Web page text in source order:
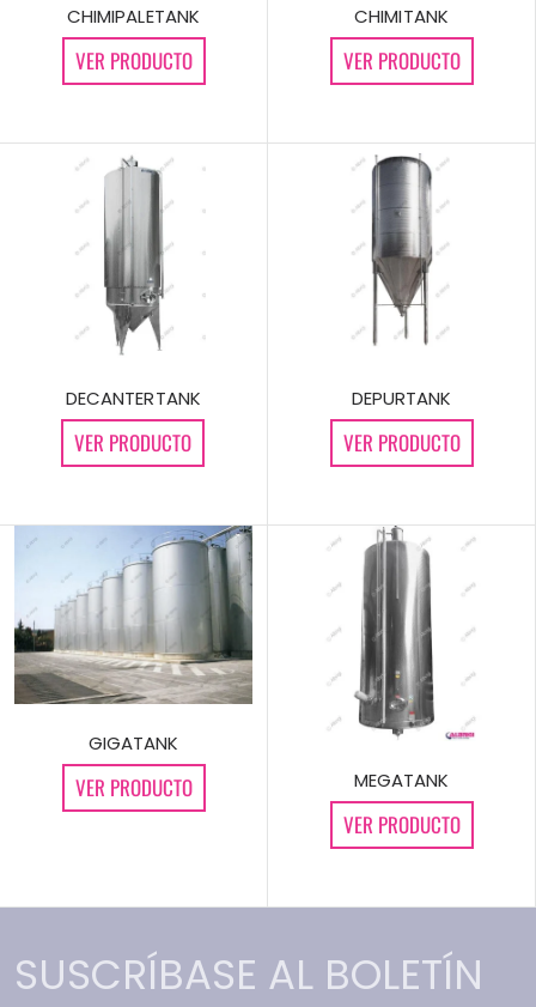
CHIMIPALETANK
VER PRODUCTO
CHIMITANK
VER PRODUCTO
DECANTERTANK
VER PRODUCTO
DEPURTANK
VER PRODUCTO
GIGATANK
VER PRODUCTO MEGATANK
VER PRODUCTO
SUSCRÍBASE AL BOLETÍN